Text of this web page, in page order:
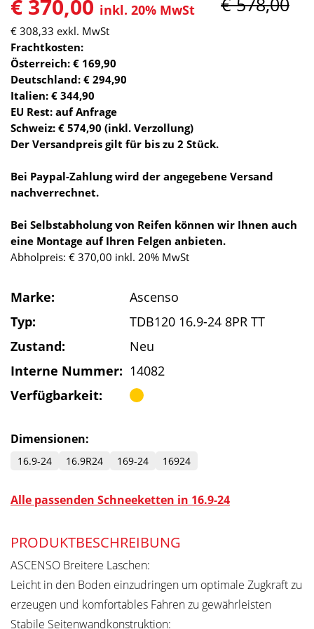
€ 370,00 inkl. 20% MwSt
€ 308,33 exkl. MwSt
Frachtkosten:
Österreich: € 169,90
Deutschland: € 294,90
Italien: € 344,90
EU Rest: auf Anfrage
Schweiz: € 574,90 (inkl. Verzollung)
Der Versandpreis gilt für bis zu 2 Stück.
Bei Paypal-Zahlung wird der angegebene Versand
nachverrechnet.
Bei Selbstabholung von Reifen können wir Ihnen auch
eine Montage auf Ihren Felgen anbieten.
Abholpreis: € 370,00 inkl. 20% MwSt
Marke:
Ascenso
Typ:
TDB120 16.9-24 8PR TT
Zustand:
Neu
Interne Nummer: 14082
Verfügbarkeit:
Dimensionen:
16.9-24 16.9R24 169-24 16924
Alle passenden Schneeketten in 16.9-24
PRODUKTBESCHREIBUNG
ASCENSO Breitere Laschen:
Leicht in den Boden einzudringen um optimale Zugkraft zu
erzeugen und komfortables Fahren zu gewährleisten
Stabile Seitenwandkonstruktion: